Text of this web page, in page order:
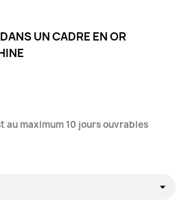
UN CADRE EN OR
au maximum 10 jours ouvrables